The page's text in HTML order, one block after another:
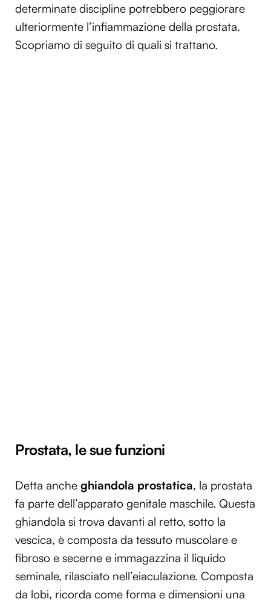
determinate discipline potrebbero peggiorare
ulteriormente l’infiammazione della prostata.
Scopriamo di seguito di quali si trattano.
Prostata, le sue funzioni
Detta anche ghiandola prostatica, la prostata
fa parte dell’apparato genitale maschile. Questa
ghiandola si trova davanti al retto, sotto la
vescica, è composta da tessuto muscolare e
fibroso e secerne e immagazzina il liquido
seminale, rilasciato nell’eiaculazione. Composta
da lobi, ricorda come forma e dimensioni una